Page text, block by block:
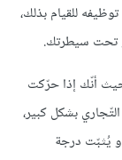
يمكنك توظيفه للقيام بذلك،
تحت سيطرتك.
أنّك إذا حرّكت
بشكل كبير،
يُثبّت درجة